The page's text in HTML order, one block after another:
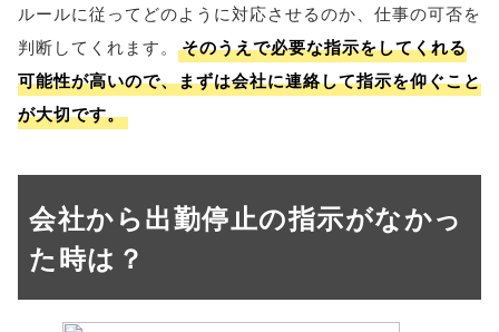
ルールに従ってどのように対応させるのか、仕事の可否を
判断してくれます。
そのうえで必要な指示をしてくれる
可能性が高いので、まずは会社に連絡して指示を仰ぐこと
が大切です。
会社から出勤停止の指示がなかっ
た時は？